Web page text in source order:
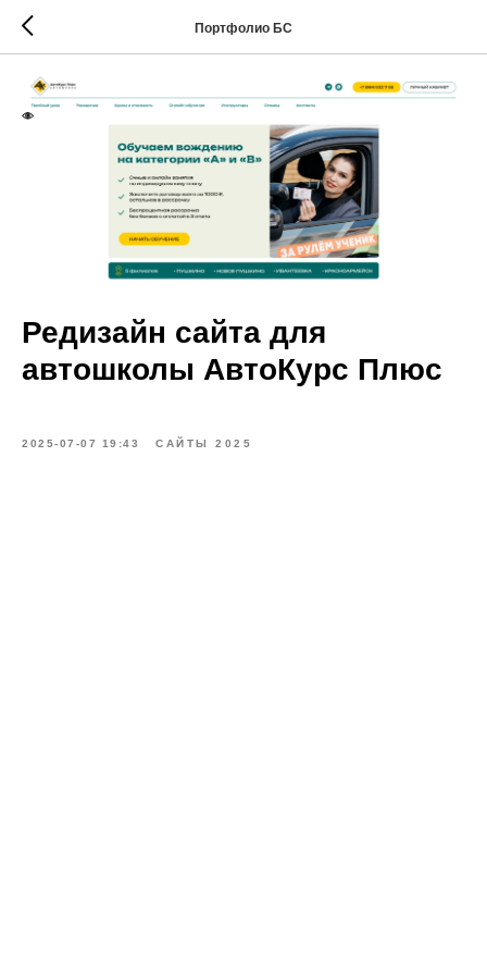
Портфолио БС
Редизайн сайта для
автошколы АвтоКурс Плюс
2025-07-07 19:43 САЙТЫ 2025